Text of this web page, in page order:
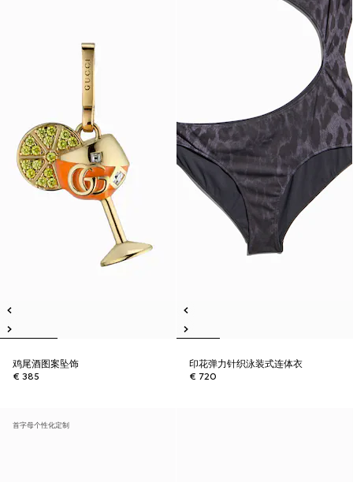
鸡尾酒图案坠饰
€ 385
印花弹力针织泳装式连体衣
€ 720
首字母个性化定制